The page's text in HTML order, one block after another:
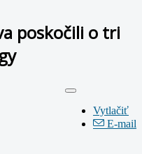
poskočili o tri
Vytlačiť
E-mail